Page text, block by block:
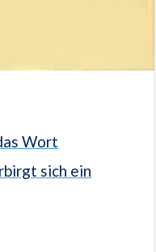
Wort
sich ein